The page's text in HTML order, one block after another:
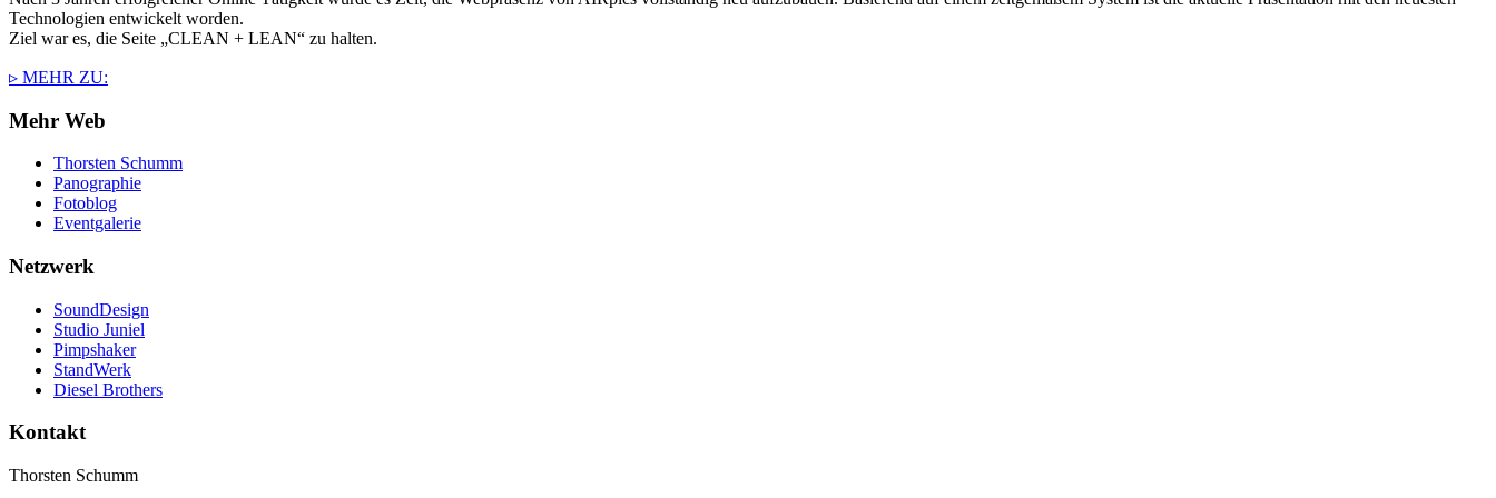
Technologien entwickelt worden.
Ziel war es, die Seite „CLEAN + LEAN“ zu halten.
▹ MEHR ZU:
Mehr Web
Thorsten Schumm
Panographie
Fotoblog
Eventgalerie
Netzwerk
SoundDesign
Studio Juniel
Pimpshaker
StandWerk
Diesel Brothers
Kontakt
Thorsten Schumm